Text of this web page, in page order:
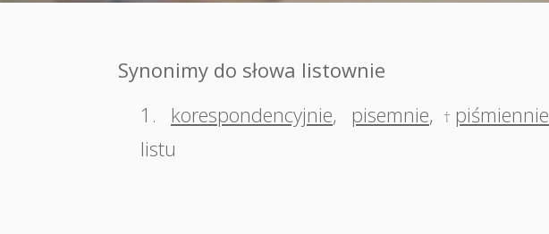
Synonimy do słowa listownie
1.
korespondencyjnie, pisemnie, † piśmiennie
listu